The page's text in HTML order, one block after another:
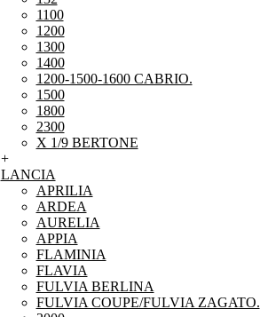
1100
1200
1300
1400
1200-1500-1600 CABRIO.
1500
1800
2300
X 1/9 BERTONE
+
LANCIA
APRILIA
ARDEA
AURELIA
APPIA
FLAMINIA
FLAVIA
FULVIA BERLINA
FULVIA COUPE/FULVIA ZAGATO.